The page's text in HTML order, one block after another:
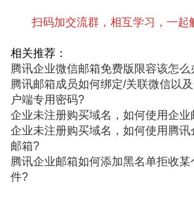
扫码加交流群，相互学习，一起
相关推荐：
腾讯企业微信邮箱免费版限容该怎么
腾讯邮箱成员如何绑定/关联微信以
户端专用密码?
企业未注册购买域名，如何使用企业
企业未注册购买域名，如何使用腾
邮箱?
腾讯企业邮箱如何添加黑名单拒收
件?